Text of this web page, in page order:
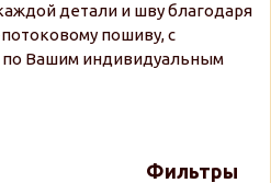
детали и шву благодаря
пошиву, с
Вашим индивидуальным
Фильтры